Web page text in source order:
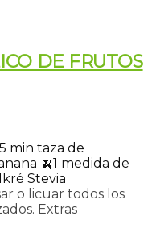
DE FRUTOS
min taza de
🍌1 medida de
Stevia
o licuar todos los
Extras